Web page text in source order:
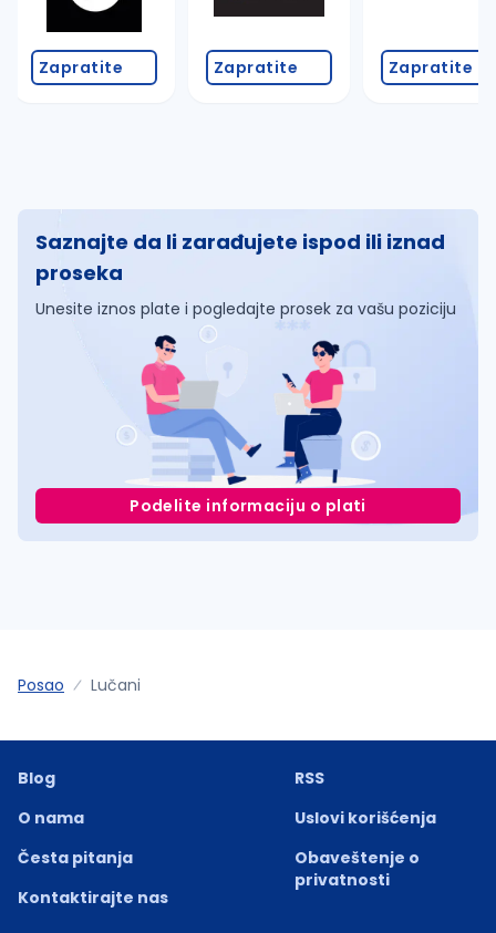
Zapratite Zapratite Zapratite
Saznajte da li zarađujete ispod ili iznad
proseka
Unesite iznos plate i pogledajte prosek za vašu poziciju
Podelite informaciju o plati
Posao Lučani
Blog
O nama
Česta pitanja
Kontaktirajte nas
RSS
Uslovi korišćenja
Obaveštenje o
privatnosti